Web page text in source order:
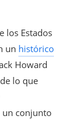
los Estados
un histórico
Howard
lo que
un conjunto